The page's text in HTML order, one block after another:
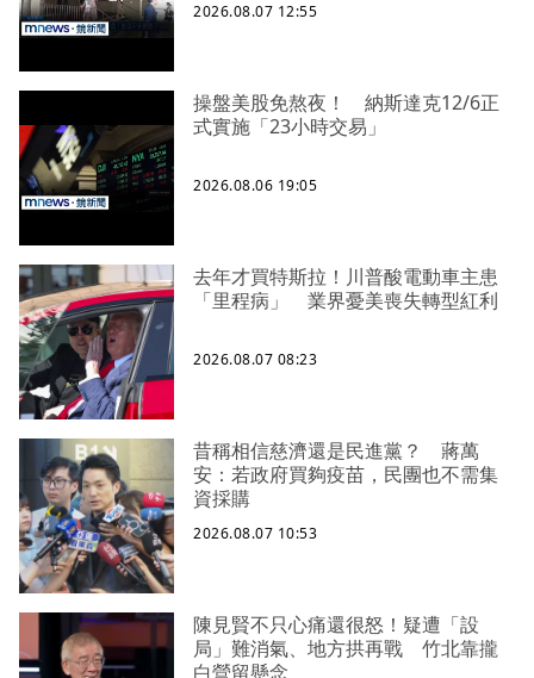
2026.08.07 12:55
操盤美股免熬夜！ 納斯達克12/6正
式實施「23小時交易」
2026.08.06 19:05
去年才買特斯拉！川普酸電動車主患
「里程病」 業界憂美喪失轉型紅利
2026.08.07 08:23
昔稱相信慈濟還是民進黨？ 蔣萬
安：若政府買夠疫苗，民團也不需集
資採購
2026.08.07 10:53
陳見賢不只心痛還很怒！疑遭「設
局」難消氣、地方拱再戰 竹北靠攏
白營留懸念